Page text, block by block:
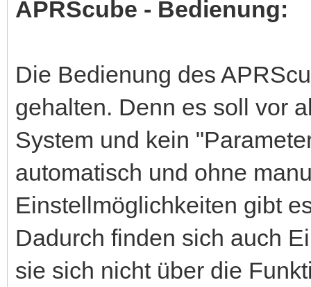
APRScube - Bedienung:
Die Bedienung des
gehalten. Denn es soll vor
System und kein
automatisch und ohne
Einstellmöglichkeiten gibt
Dadurch finden sich auch
sie sich nicht über die